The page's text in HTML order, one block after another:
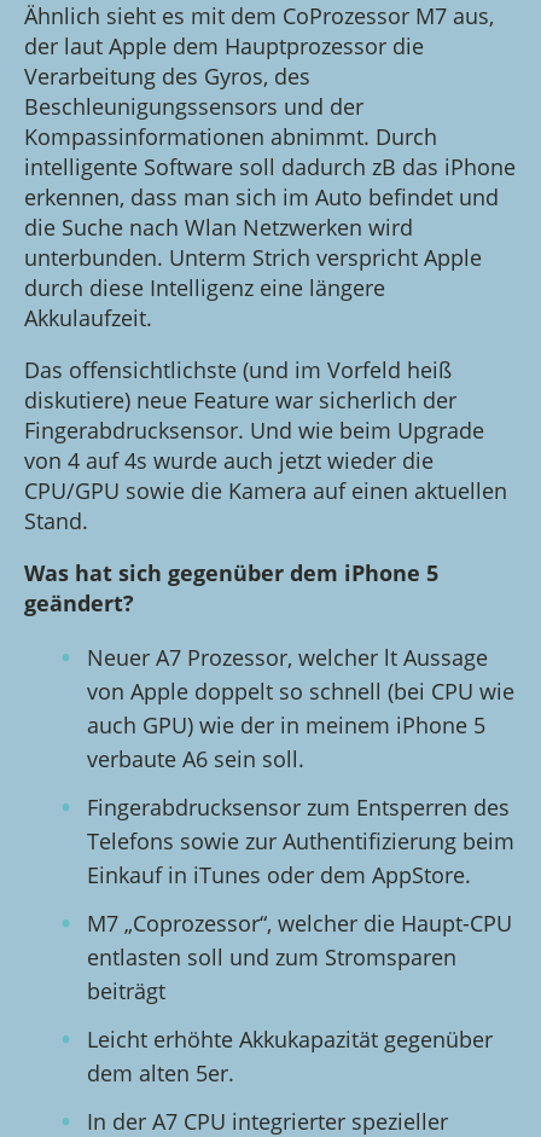
Ähnlich sieht es mit dem CoProzessor M7 aus,
der laut Apple dem Hauptprozessor die
Verarbeitung des Gyros, des
Beschleunigungssensors und der
Kompassinformationen abnimmt. Durch
intelligente Software soll dadurch zB das iPhone
erkennen, dass man sich im Auto befindet und
die Suche nach Wlan Netzwerken wird
unterbunden. Unterm Strich verspricht Apple
durch diese Intelligenz eine längere
Akkulaufzeit.
Das offensichtlichste (und im Vorfeld heiß
diskutiere) neue Feature war sicherlich der
Fingerabdrucksensor. Und wie beim Upgrade
von 4 auf 4s wurde auch jetzt wieder die
CPU/GPU sowie die Kamera auf einen aktuellen
Stand.
Was hat sich gegenüber dem iPhone 5
geändert?
Neuer A7 Prozessor, welcher lt Aussage
von Apple doppelt so schnell (bei CPU wie
auch GPU) wie der in meinem iPhone 5
verbaute A6 sein soll.
Fingerabdrucksensor zum Entsperren des
Telefons sowie zur Authentifizierung beim
Einkauf in iTunes oder dem AppStore.
M7 „Coprozessor“, welcher die Haupt-CPU
entlasten soll und zum Stromsparen
beiträgt
Leicht erhöhte Akkukapazität gegenüber
dem alten 5er.
In der A7 CPU integrierter spezieller